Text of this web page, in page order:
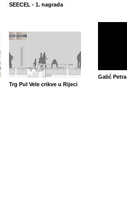
SEECEL - 1. nagrada
Trg Pul Vele crikve u Rijeci
Galić Petra